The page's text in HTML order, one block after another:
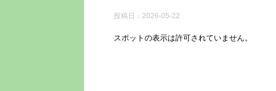
投稿日： 2026-05-22